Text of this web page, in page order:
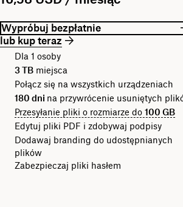
Wypróbuj bezpłatnie
lub kup teraz
Dla 1 osoby
3 TB miejsca
Połącz się na wszystkich urządzeniach
180 dni na przywrócenie usuniętych
Przesyłanie pliki o rozmiarze do 100 GB
Edytuj pliki PDF i zdobywaj podpisy
Dodawaj branding do udostępnianych
plików
Zabezpieczaj pliki hasłem